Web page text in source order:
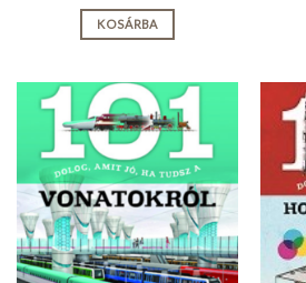
KOSÁRBA